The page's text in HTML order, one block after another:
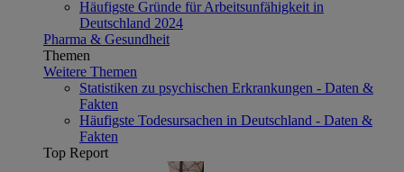
Häufigste Gründe für Arbeitsunfähigkeit in
Deutschland 2024
Pharma & Gesundheit
Themen
Weitere Themen
Statistiken zu psychischen Erkrankungen - Daten &
Fakten
Häufigste Todesursachen in Deutschland - Daten &
Fakten
Top Report